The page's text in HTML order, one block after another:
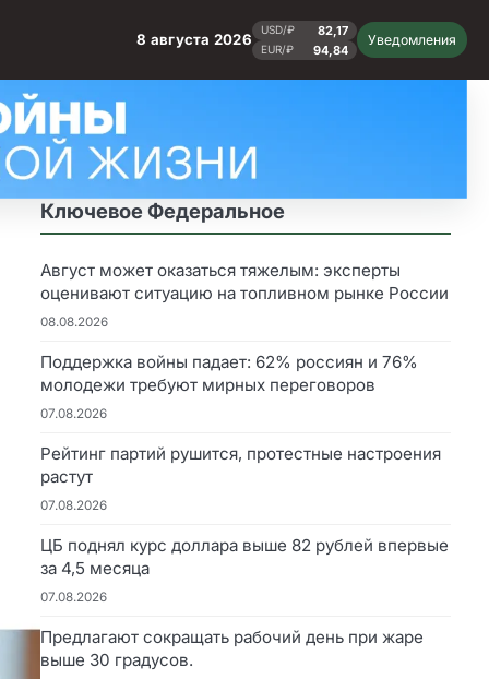
8 августа 2026
USD/₽ 82,17
EUR/₽ 94,84
Уведомления
Ключевое Федеральное
Август может оказаться тяжелым: эксперты
оценивают ситуацию на топливном рынке России
08.08.2026
Поддержка войны падает: 62% россиян и 76%
молодежи требуют мирных переговоров
07.08.2026
Рейтинг партий рушится, протестные настроения
растут
07.08.2026
ЦБ поднял курс доллара выше 82 рублей впервые
за 4,5 месяца
07.08.2026
Предлагают сокращать рабочий день при жаре
выше 30 градусов.